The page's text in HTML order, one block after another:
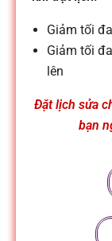
c
h
Giảm tối
Giảm tối
lên
Đặt lịch sửa
bạn